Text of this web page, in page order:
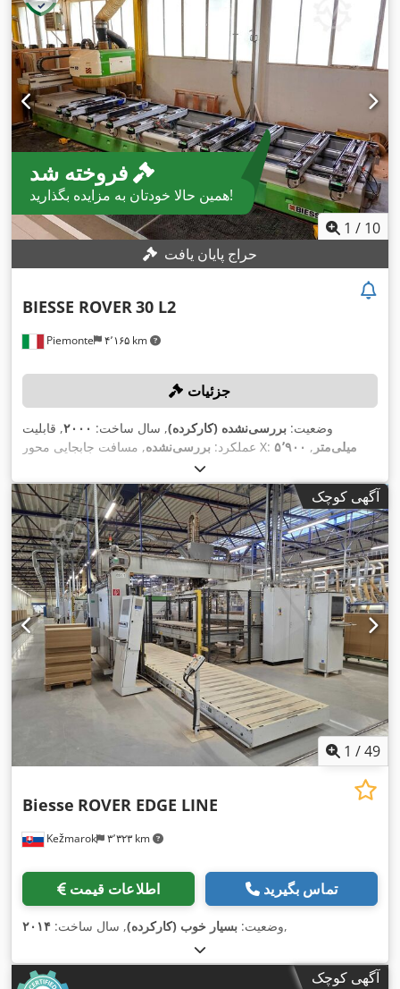
همین حالا خودتان به مزایده بگذارید!
1 / 10
حراج پایان یافت
Piemonte ۴٬۱۶۵ km
BIESSE ROVER30 L2
جزئیات
وضعیت: بررسی‌نشده (کارکرده), سال ساخت: ۲۰۰۰, قابلیت
عملکرد: بررسی‌نشده , مسافت جابجایی محور X: ۵٬۹۰۰ میلی‌متر ,
دقیقه, نرخ تغذیه محور Y: ۶۰ متر/دقیقه, حداکثر سرعت چرخش:
۲۰٬۰۰۰ دور/دقیقه, آگهی کوچک
1 /49
Kežmarok ۳٬۳۲۳ km
Biesse ROVER EDGE LINE
اطلاعات قیمت تماس بگیرید
وضعیت: بسیار خوب (کارکرده), سال ساخت: ۲۰۱۴ ,
آگهی کوچک